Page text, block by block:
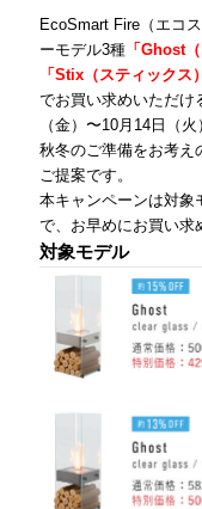
EcoSmart Fire（エコ
ーモデル3種「Ghost（
「Stix（スティックス
でお買い求めいただけ
（金）〜10月14日（
秋冬のご準備をお考え
ご提案です。
本キャンペーンは対象
で、お早めにお買い求
対象モデル